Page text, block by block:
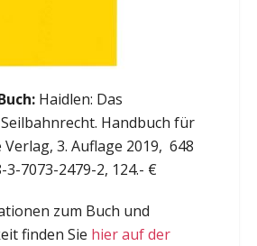
Haidlen: Das
Handbuch für
Verlag, 3. Auflage 2019, 648
3-7073-2479-2, 124.- €
zum Buch und
finden Sie hier auf der